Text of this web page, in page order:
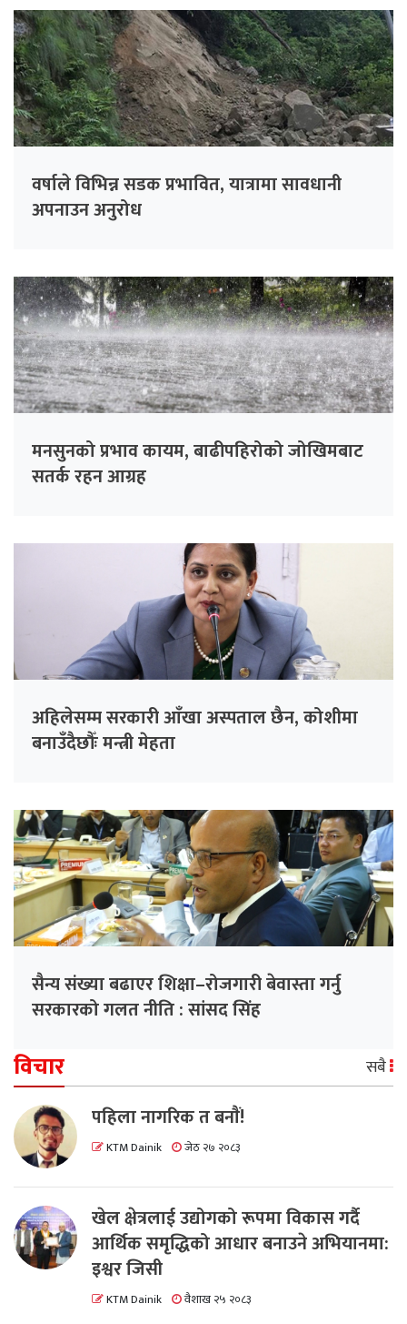
वर्षाले विभिन्न सडक प्रभावित, यात्रामा सावधानी
अपनाउन अनुरोध
मनसुनको प्रभाव कायम, बाढीपहिरोको जोखिमबाट
सतर्क रहन आग्रह
अहिलेसम्म सरकारी आँखा अस्पताल छैन, कोशीमा
बनाउँदैछौँः मन्त्री मेहता
सैन्य संख्या बढाएर शिक्षा–रोजगारी बेवास्ता गर्नु
सरकारको गलत नीति : सांसद सिंह
विचार सबै
पहिला नागरिक त बनाैं!
KTM Dainik जेठ २७ २०८३
खेल क्षेत्रलाई उद्योगको रूपमा विकास गर्दै
आर्थिक समृद्धिको आधार बनाउने अभियानमा:
इश्वर जिसी
KTM Dainik वैशाख २५ २०८३